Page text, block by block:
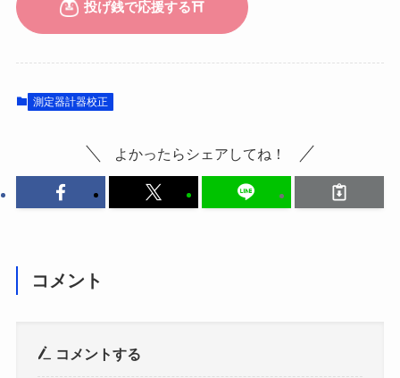
測定器計器校正
よかったらシェアしてね！
コメント
コメントする